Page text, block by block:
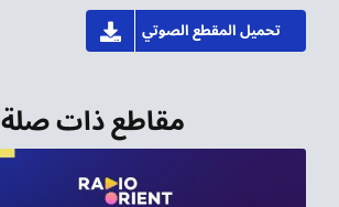
تحميل المقطع الصوتي
مقاطع ذات صلة